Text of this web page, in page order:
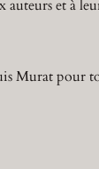
et à
Murat pour